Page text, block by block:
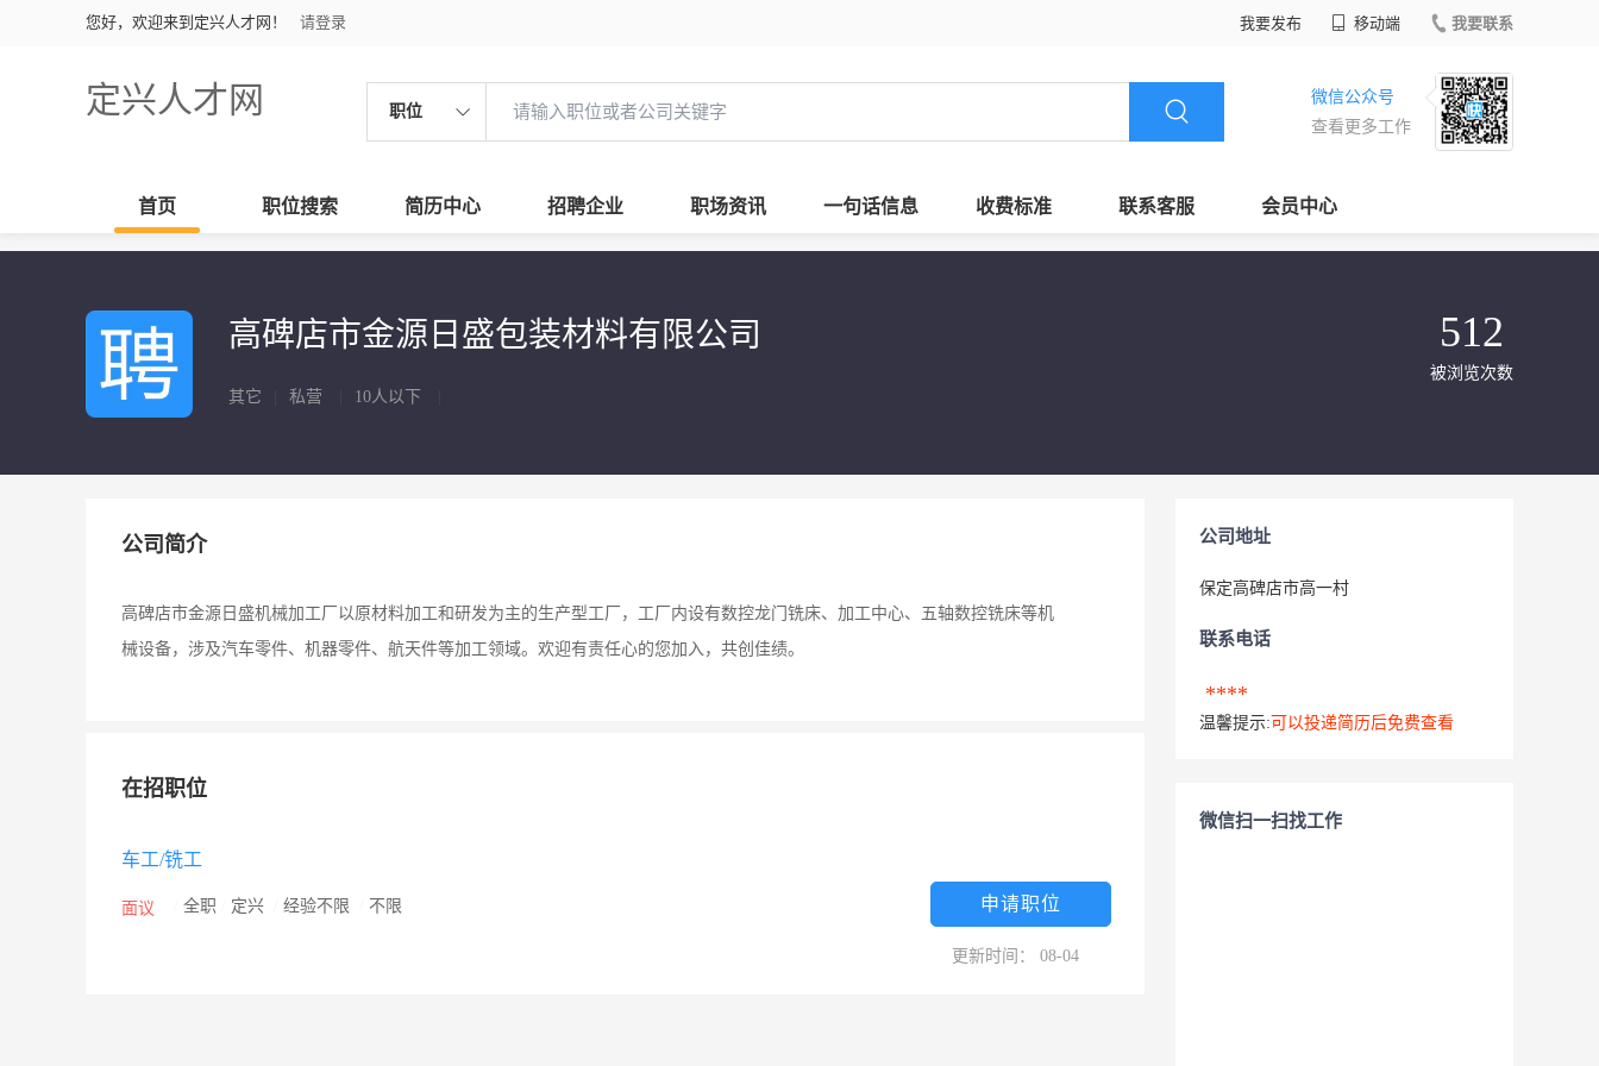
您好，欢迎来到定兴人才网！ 请登录 我要发布 移动端 我要联系
定兴人才网 职位
微信公众号
查看更多工作
首页 职位搜索 简历中心 招聘企业 职场资讯 一句话信息 收费标准 联系客服 会员中心
高碑店市金源日盛包装材料有限公司
其它 私营 10人以下
512
被浏览次数
公司简介
高碑店市金源日盛机械加工厂以原材料加工和研发为主的生产型工厂，工厂内设有数控龙门铣床、加工中心、五轴数控铣床等机
械设备，涉及汽车零件、机器零件、航天件等加工领域。欢迎有责任心的您加入，共创佳绩。
在招职位
车工/铣工
面议 全职 定兴 经验不限 不限 申请职位
更新时间： 08-04
公司地址
保定高碑店市高一村
联系电话
****
温馨提示: 可以投递简历后免费查看
微信扫一扫找工作